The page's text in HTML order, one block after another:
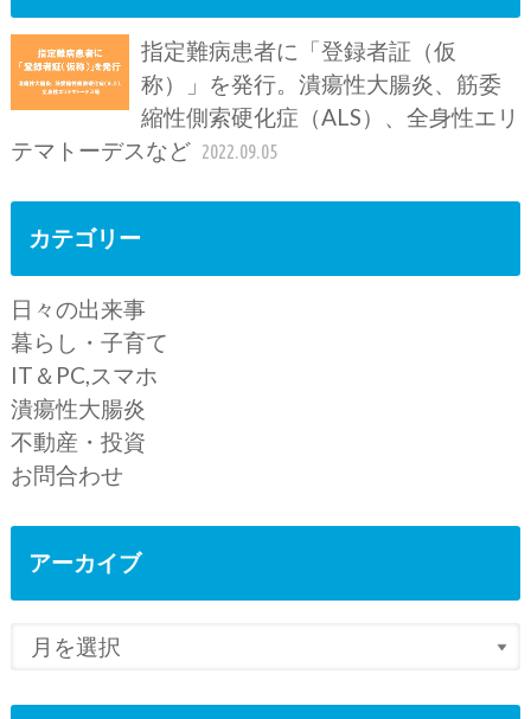
指定難病患者に「登録者証（仮
称）」を発行。潰瘍性大腸炎、筋委
縮性側索硬化症（ALS）、全身性エリ
テマトーデスなど 2022.09.05
カテゴリー
日々の出来事
暮らし・子育て
IT＆PC,スマホ
潰瘍性大腸炎
不動産・投資
お問合わせ
アーカイブ